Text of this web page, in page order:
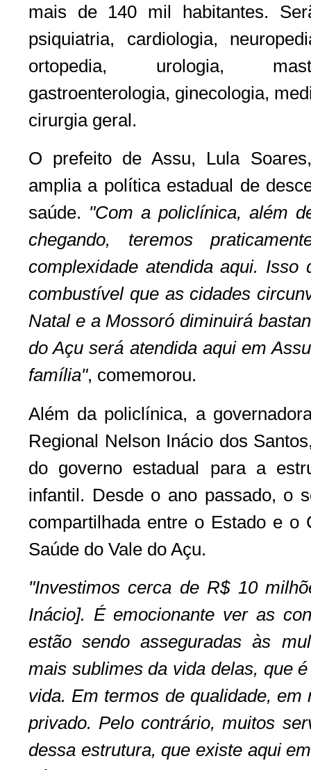
mais de 140 mil habitantes.
psiquiatria, cardiologia,
ortopedia, urologia,
gastroenterologia, ginecologia,
cirurgia geral.
O prefeito de Assu, Lula
amplia a política estadual de
saúde. "Com a policlínica, além
chegando, teremos
complexidade atendida aqui.
combustível que as cidades
Natal e a Mossoró diminuirá
do Açu será atendida aqui em
família", comemorou.
Além da policlínica, a
Regional Nelson Inácio dos
do governo estadual para a
infantil. Desde o ano passado, o
compartilhada entre o Estado e o
Saúde do Vale do Açu.
"Investimos cerca de R$ 10
Inácio]. É emocionante ver as
estão sendo asseguradas às
mais sublimes da vida delas, que
vida. Em termos de qualidade,
privado. Pelo contrário, muitos
dessa estrutura, que existe aqui